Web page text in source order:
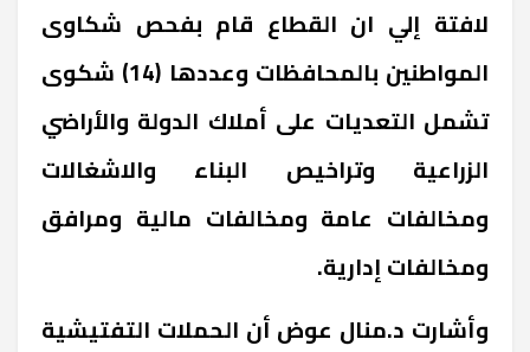
لافتة إلي ان القطاع قام بفحص شكاوى
المواطنين بالمحافظات وعددها (14) شكوى
تشمل التعديات على أملاك الدولة والأراضي
الزراعية وتراخيص البناء والاشغالات
ومخالفات عامة ومخالفات مالية ومرافق
ومخالفات إدارية.
وأشارت د.منال عوض أن الحملات التفتيشية